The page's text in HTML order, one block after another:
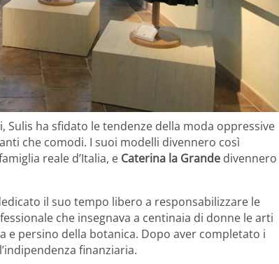
ha sfidato le tendenze della moda oppressive
che comodi. I suoi modelli divennero così
reale d’Italia, e Caterina la Grande divennero
il suo tempo libero a responsabilizzare le
che insegnava a centinaia di donne le arti
persino della botanica. Dopo aver completato i
finanziaria.